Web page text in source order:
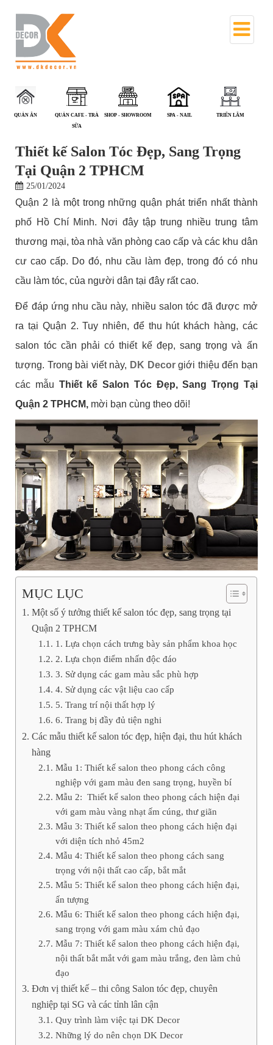
QUÁN CAFE - TRÀ
SHOP - SHOWROOM SPA - NAIL TRIỂN LÃM VĂN PHÒNG
Thiết kế Salon Tóc Đẹp, Sang Trọng
Tại Quận 2 TPHCM
25/01/2024
Quận 2 là một trong những quận phát triển nhất thành
phố Hồ Chí Minh. Nơi đây tập trung nhiều trung tâm
thương mại, tòa nhà văn phòng cao cấp và các khu dân
cư cao cấp. Do đó, nhu cầu làm đẹp, trong đó có nhu
cầu làm tóc, của người dân tại đây rất cao.
Để đáp ứng nhu cầu này, nhiều salon tóc đã được mở
ra tại Quận 2. Tuy nhiên, để thu hút khách hàng, các
salon tóc cần phải có thiết kế đẹp, sang trọng và ấn
tượng. Trong bài viết này, DK Decorgiới thiệu đến bạn
các mẫu Thiết kế Salon Tóc Đẹp, Sang Trọng Tại
Quận 2 TPHCM, mời bạn cùng theo dõi!
MỤC LỤC
Một số ý tưởng thiết kế salon tóc đẹp, sang trọng tại
Quận 2 TPHCM
1. Lựa chọn cách trưng bày sản phẩm khoa học
2. Lựa chọn điểm nhấn độc đáo
3. Sử dụng các gam màu sắc phù hợp
4. Sử dụng các vật liệu cao cấp
5. Trang trí nội thất hợp lý
6. Trang bị đầy đủ tiện nghi
Các mẫu thiết kế salon tóc đẹp, hiện đại, thu hút khách
hàng
Mẫu 1: Thiết kế salon theo phong cách công
nghiệp với gam màu đen sang trọng, huyền bí
Mẫu 2: Thiết kế salon theo phong cách hiện đại
với gam màu vàng nhạt ấm cúng, thư giãn
Mẫu 3: Thiết kế salon theo phong cách hiện đại
với diện tích nhỏ 45m2
Mẫu 4: Thiết kế salon theo phong cách sang
trọng với nội thất cao cấp, bắt mắt
Mẫu 5: Thiết kế salon theo phong cách hiện đại,
ấn tượng
Mẫu 6: Thiết kế salon theo phong cách hiện đại,
sang trọng với gam màu xám chủ đạo
Mẫu 7: Thiết kế salon theo phong cách hiện đại,
nội thất bắt mắt với gam màu trắng, đen làm chủ
đạo
Đơn vị thiết kế – thi công Salon tóc đẹp, chuyên
nghiệp tại SG và các tỉnh lân cận
Quy trình làm việc tại DK Decor
Những lý do nên chọn DK Decor